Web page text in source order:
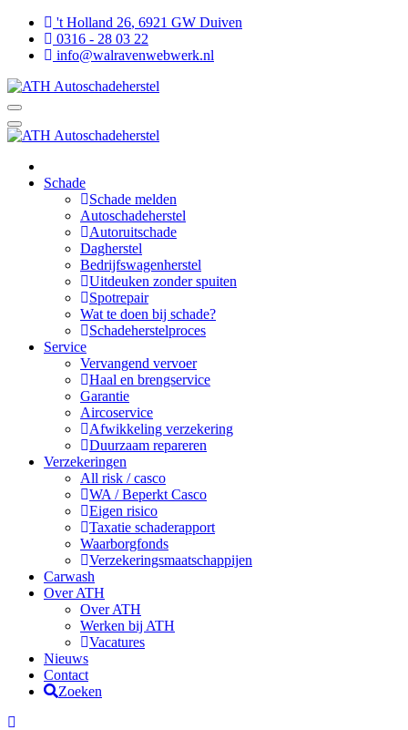
't Holland 26, 6921 GW Duiven
0316 - 28 03 22
info@walravenwebwerk.nl
Schade
Schade melden
Autoschadeherstel
Autoruitschade
Dagherstel
Bedrijfswagenherstel
Uitdeuken zonder spuiten
Spotrepair
Wat te doen bij schade?
Schadeherstelproces
Service
Vervangend vervoer
Haal en brengservice
Garantie
Aircoservice
Afwikkeling verzekering
Duurzaam repareren
Verzekeringen
All risk / casco
WA / Beperkt Casco
Eigen risico
Taxatie schaderapport
Waarborgfonds
Verzekeringsmaatschappijen
Carwash
Over ATH
Over ATH
Werken bij ATH
Vacatures
Nieuws
Contact
Zoeken